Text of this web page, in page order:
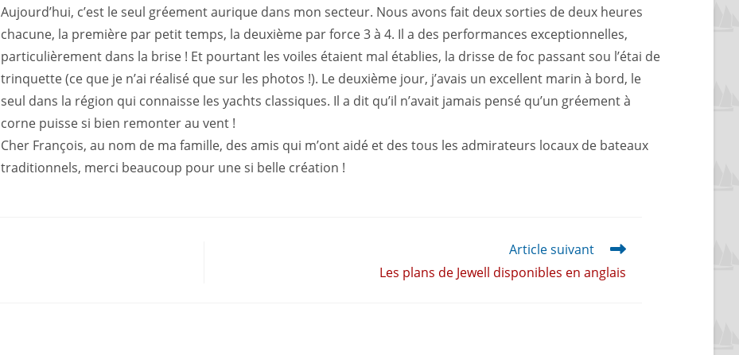
Aujourd’hui, c’est le seul gréement aurique dans mon secteur. Nous avons fait deux sorties de deux heures
chacune, la première par petit temps, la deuxième par force 3 à 4. Il a des performances exceptionnelles,
particulièrement dans la brise ! Et pourtant les voiles étaient mal établies, la drisse de foc passant sou l’étai de
trinquette (ce que je n’ai réalisé que sur les photos !). Le deuxième jour, j’avais un excellent marin à bord, le
seul dans la région qui connaisse les yachts classiques. Il a dit qu’il n’avait jamais pensé qu’un gréement à
corne puisse si bien remonter au vent !
Cher François, au nom de ma famille, des amis qui m’ont aidé et des tous les admirateurs locaux de bateaux
traditionnels, merci beaucoup pour une si belle création !
Article suivant
Les plans de Jewell disponibles en anglais